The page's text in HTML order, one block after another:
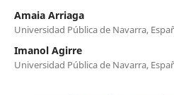
Amaia Arriaga
Universidad Pública de Navarra,
Imanol Agirre
Universidad Pública de Navarra,